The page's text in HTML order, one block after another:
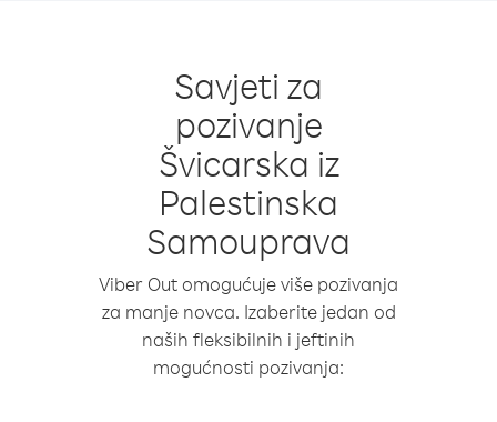
Savjeti za
pozivanje
Švicarska iz
Palestinska
Samouprava
Viber Out omogućuje više pozivanja
za manje novca. Izaberite jedan od
naših fleksibilnih i jeftinih
mogućnosti pozivanja: